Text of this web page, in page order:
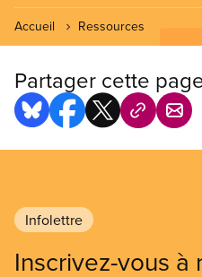
Accueil Ressources
Partager cette
Infolettre
Inscrivez-vous